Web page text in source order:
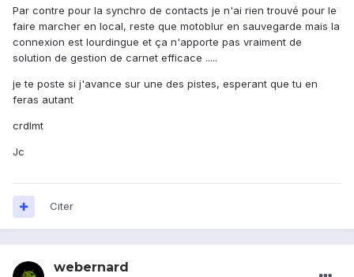
Par contre pour la synchro de contacts je n'ai rien trouvé pour le
faire marcher en local, reste que motoblur en sauvegarde mais la
connexion est lourdingue et ça n'apporte pas vraiment de
solution de gestion de carnet efficace .....
je te poste si j'avance sur une des pistes, esperant que tu en
feras autant
crdlmt
Jc
Citer
webernard